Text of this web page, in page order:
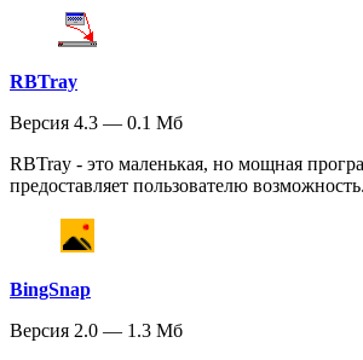
RBTray
Версия 4.3 — 0.1 Мб
RBTray - это маленькая, но мощная
предоставляет пользователю
BingSnap
Версия 2.0 — 1.3 Мб